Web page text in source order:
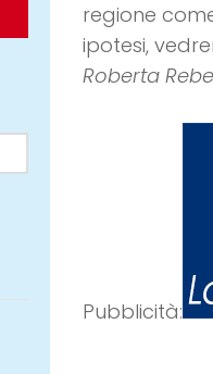
regione
ipotesi,
Roberta